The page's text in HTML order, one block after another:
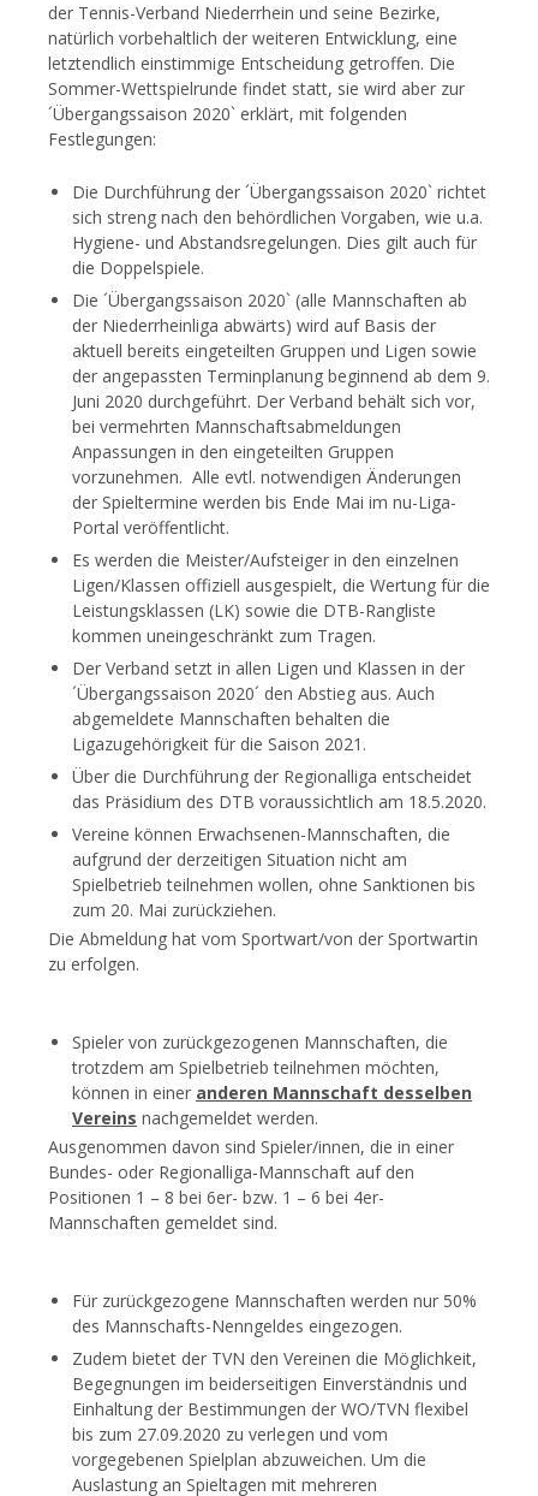
der Tennis-Verband Niederrhein und seine Bezirke,
natürlich vorbehaltlich der weiteren Entwicklung, eine
letztendlich einstimmige Entscheidung getroffen. Die
Sommer-Wettspielrunde findet statt, sie wird aber zur
´Übergangssaison 2020` erklärt, mit folgenden
Festlegungen:
Die Durchführung der ´Übergangssaison 2020` richtet
sich streng nach den behördlichen Vorgaben, wie u.a.
Hygiene- und Abstandsregelungen. Dies gilt auch für
die Doppelspiele.
Die ´Übergangssaison 2020` (alle Mannschaften ab
der Niederrheinliga abwärts) wird auf Basis der
aktuell bereits eingeteilten Gruppen und Ligen sowie
der angepassten Terminplanung beginnend ab dem 9.
Juni 2020 durchgeführt. Der Verband behält sich vor,
bei vermehrten Mannschaftsabmeldungen
Anpassungen in den eingeteilten Gruppen
vorzunehmen. Alle evtl. notwendigen Änderungen
der Spieltermine werden bis Ende Mai im nu-Liga-
Portal veröffentlicht.
Es werden die Meister/Aufsteiger in den einzelnen
Ligen/Klassen offiziell ausgespielt, die Wertung für die
Leistungsklassen (LK) sowie die DTB-Rangliste
kommen uneingeschränkt zum Tragen.
Der Verband setzt in allen Ligen und Klassen in der
´Übergangssaison 2020´ den Abstieg aus. Auch
abgemeldete Mannschaften behalten die
Ligazugehörigkeit für die Saison 2021.
Über die Durchführung der Regionalliga entscheidet
das Präsidium des DTB voraussichtlich am 18.5.2020.
Vereine können Erwachsenen-Mannschaften, die
aufgrund der derzeitigen Situation nicht am
Spielbetrieb teilnehmen wollen, ohne Sanktionen bis
zum 20. Mai zurückziehen.
Die Abmeldung hat vom Sportwart/von der Sportwartin
zu erfolgen.
Spieler von zurückgezogenen Mannschaften, die
trotzdem am Spielbetrieb teilnehmen möchten,
können in einer anderen Mannschaft desselben
Vereins nachgemeldet werden.
Ausgenommen davon sind Spieler/innen, die in einer
Bundes- oder Regionalliga-Mannschaft auf den
Positionen 1 – 8 bei 6er- bzw. 1 – 6 bei 4er-
Mannschaften gemeldet sind.
Für zurückgezogene Mannschaften werden nur 50%
des Mannschafts-Nenngeldes eingezogen.
Zudem bietet der TVN den Vereinen die Möglichkeit,
Begegnungen im beiderseitigen Einverständnis und
Einhaltung der Bestimmungen der WO/TVN flexibel
bis zum 27.09.2020 zu verlegen und vom
vorgegebenen Spielplan abzuweichen. Um die
Auslastung an Spieltagen mit mehreren